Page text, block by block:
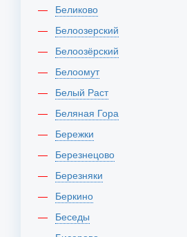
Беликово
Белоозерский
Белоозёрский
Белоомут
Белый Раст
Беляная Гора
Бережки
Березнецово
Березняки
Беркино
Беседы